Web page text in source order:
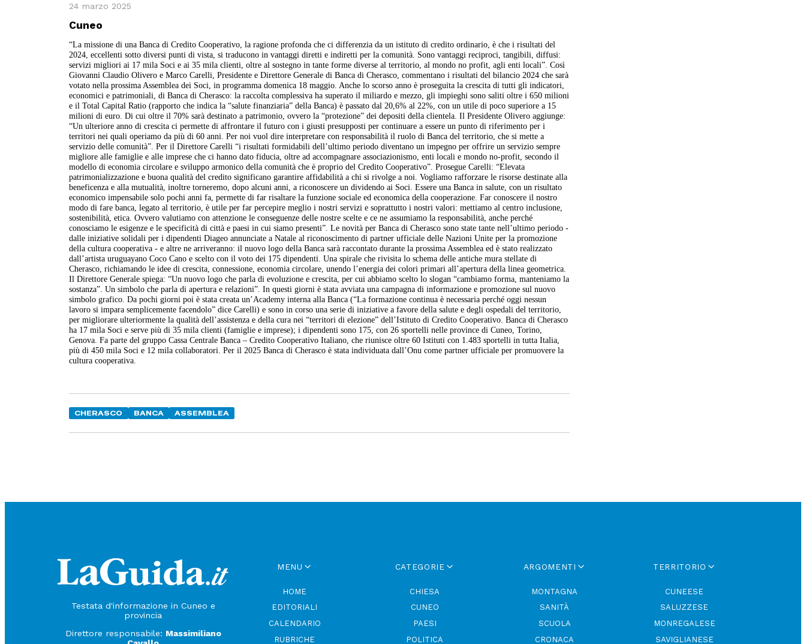
24 marzo 2025
Cuneo
“La missione di una Banca di Credito Cooperativo, la ragione profonda che ci differenzia da un istituto di credito ordinario, è che i risultati del
2024, eccellenti sotto diversi punti di vista, si traducono in vantaggi diretti e indiretti per la comunità. Sono vantaggi reciproci, tangibili, diffusi:
servizi migliori ai 17 mila Soci e ai 35 mila clienti, oltre al sostegno in tante forme diverse al territorio, al mondo no profit, agli enti locali”. Così
Giovanni Claudio Olivero e Marco Carelli, Presidente e Direttore Generale di Banca di Cherasco, commentano i risultati del bilancio 2024 che sarà
votato nella prossima Assemblea dei Soci, in programma domenica 18 maggio. Anche lo scorso anno è proseguita la crescita di tutti gli indicatori,
economici e patrimoniali, di Banca di Cherasco: la raccolta complessiva ha superato il miliardo e mezzo, gli impieghi sono saliti oltre i 650 milioni
e il Total Capital Ratio (rapporto che indica la “salute finanziaria” della Banca) è passato dal 20,6% al 22%, con un utile di poco superiore a 15
milioni di euro. Di cui oltre il 70% sarà destinato a patrimonio, ovvero la “protezione” dei depositi della clientela. Il Presidente Olivero aggiunge:
“Un ulteriore anno di crescita ci permette di affrontare il futuro con i giusti presupposti per continuare a essere un punto di riferimento per i
territori nei quali operiamo da più di 60 anni. Per noi vuol dire interpretare con responsabilità il ruolo di Banca del territorio, che si mette a
servizio delle comunità”. Per il Direttore Carelli “i risultati formidabili dell’ultimo periodo diventano un impegno per offrire un servizio sempre
migliore alle famiglie e alle imprese che ci hanno dato fiducia, oltre ad accompagnare associazionismo, enti locali e mondo no-profit, secondo il
modello di economia circolare e sviluppo armonico della comunità che è proprio del Credito Cooperativo”. Prosegue Carelli: “Elevata
patrimonializzazione e buona qualità del credito significano garantire affidabilità a chi si rivolge a noi. Vogliamo rafforzare le risorse destinate alla
beneficenza e alla mutualità, inoltre torneremo, dopo alcuni anni, a riconoscere un dividendo ai Soci. Essere una Banca in salute, con un risultato
economico impensabile solo pochi anni fa, permette di far risaltare la funzione sociale ed economica della cooperazione. Far conoscere il nostro
modo di fare banca, legato al territorio, è utile per far percepire meglio i nostri servizi e soprattutto i nostri valori: mettiamo al centro inclusione,
sostenibilità, etica. Ovvero valutiamo con attenzione le conseguenze delle nostre scelte e ce ne assumiamo la responsabilità, anche perché
conosciamo le esigenze e le specificità di città e paesi in cui siamo presenti”. Le novità per Banca di Cherasco sono state tante nell’ultimo periodo -
dalle iniziative solidali per i dipendenti Diageo annunciate a Natale al riconoscimento di partner ufficiale delle Nazioni Unite per la promozione
della cultura cooperativa - e altre ne arriveranno: il nuovo logo della Banca sarà raccontato durante la prossima Assemblea ed è stato realizzato
dall’artista uruguayano Coco Cano e scelto con il voto dei 175 dipendenti. Una spirale che rivisita lo schema delle antiche mura stellate di
Cherasco, richiamando le idee di crescita, connessione, economia circolare, unendo l’energia dei colori primari all’apertura della linea geometrica.
Il Direttore Generale spiega: “Un nuovo logo che parla di evoluzione e crescita, per cui abbiamo scelto lo slogan “cambiamo forma, manteniamo la
sostanza”. Un simbolo che parla di apertura e relazioni”. In questi giorni è stata avviata una campagna di informazione e promozione sul nuovo
simbolo grafico. Da pochi giorni poi è stata creata un’Academy interna alla Banca (“La formazione continua è necessaria perché oggi nessun
lavoro si impara semplicemente facendolo” dice Carelli) e sono in corso una serie di iniziative a favore della salute e degli ospedali del territorio,
per migliorare ulteriormente la qualità dell’assistenza e della cura nei “territori di elezione” dell’Istituto di Credito Cooperativo. Banca di Cherasco
ha 17 mila Soci e serve più di 35 mila clienti (famiglie e imprese); i dipendenti sono 175, con 26 sportelli nelle province di Cuneo, Torino,
Genova. Fa parte del gruppo Cassa Centrale Banca – Credito Cooperativo Italiano, che riunisce oltre 60 Istituti con 1.483 sportelli in tutta Italia,
più di 450 mila Soci e 12 mila collaboratori. Per il 2025 Banca di Cherasco è stata individuata dall’Onu come partner ufficiale per promuovere la
cultura cooperativa.
CHERASCO BANCA ASSEMBLEA
Testata d'informazione in Cuneo e
provincia
Direttore responsabile: Massimiliano
MENU
HOME
EDITORIALI
CALENDARIO
RUBRICHE
CATEGORIE
CHIESA
CUNEO
PAESI
POLITICA
ARGOMENTI
MONTAGNA
SANITÀ
SCUOLA
CRONACA
TERRITORIO
CUNEESE
SALUZZESE
MONREGALESE
SAVIGLIANESE